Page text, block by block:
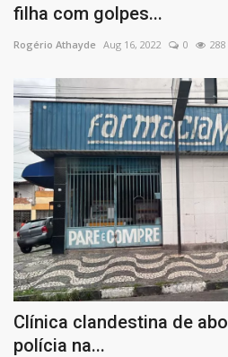
filha com golpes...
Rogério Athayde Aug 16, 2022 0 288
Clínica clandestina de
polícia na...